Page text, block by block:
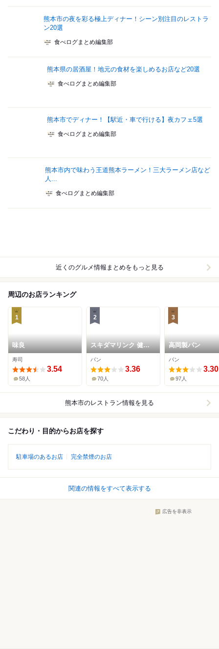
熊本市の夜を彩る極上ディナー！シーン別注目のレストラ
ン20選
食べログまとめ編集部
熊本県の居酒屋！地元の食材を楽しめるお店など20選
食べログまとめ編集部
熊本市でディナー！【駅近・車で行ける】夜カフェ5選
食べログまとめ編集部
熊本市内で味わう王道熊本ラーメン！三大ラーメン店など
人...
食べログまとめ編集部
近くのグルメ情報まとめをもっと見る
周辺のお店ランキング
1
味良
寿司
3.54
58人
2
スキダマリンク 健軍
店
パン
3.36
70人
3
高岡製パン
パン
3.30
97人
熊本市のレストラン情報を見る
こだわり・目的からお店を探す
駐車場のあるお店 完全禁煙のお店
関連の情報をすべて表示する
広告を非表示